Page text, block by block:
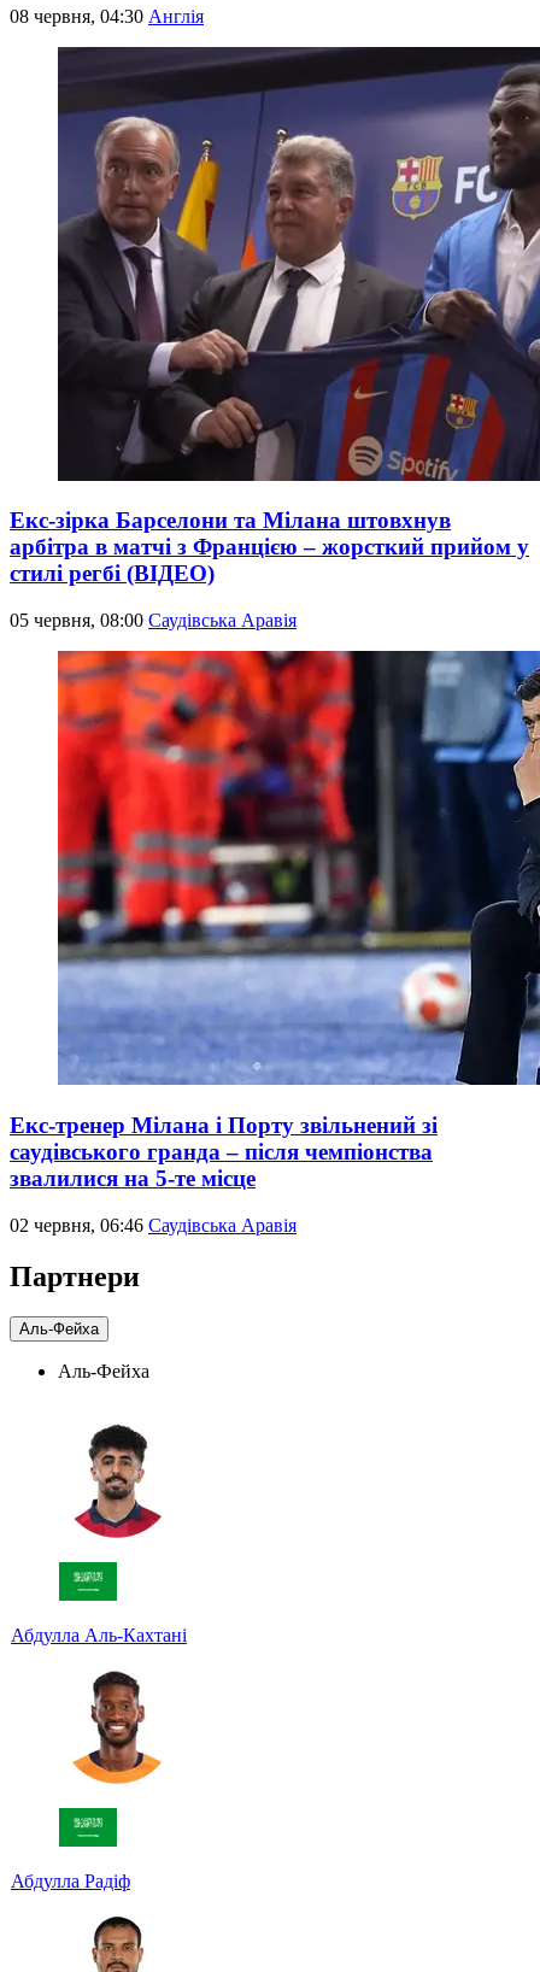
08 червня, 04:30 Англія
Екс-зірка Барселони та Мілана штовхнув
арбітра в матчі з Францією – жорсткий прийом у
стилі регбі (ВІДЕО)
05 червня, 08:00 Саудівська Аравія
Екс-тренер Мілана і Порту звільнений зі
саудівського гранда – після чемпіонства
звалилися на 5-те місце
02 червня, 06:46 Саудівська Аравія
Партнери
Аль-Фейха
Аль-Фейха
Абдулла Аль-Кахтані
Абдулла Радіф